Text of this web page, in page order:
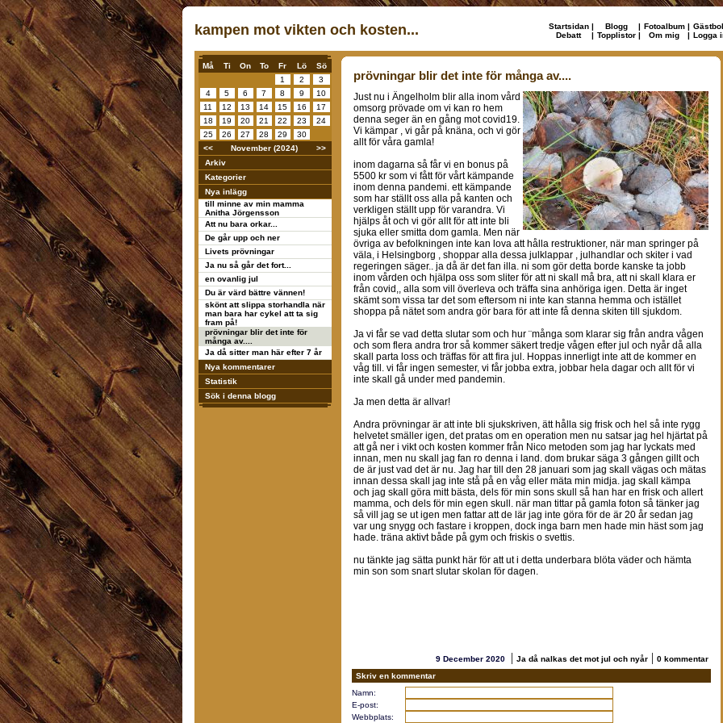
kampen mot vikten och kosten... Startsidan | Blogg | Fotoalbum |
Debatt
| Topplistor | Om mig | Logga
Må Ti On To Fr Lö
Sö
1
2
3
4
5 6 7 8 9
10
11
12 13 14 15 16
17
18
19 20 21 22 23
24
25
26 27 28 29
30
<<
November (2024)
>>
Arkiv
Kategorier
Nya inlägg
till minne av min mamma
Anitha Jörgensson
Att nu bara orkar...
De går upp och ner
Livets prövningar
Ja nu så går det fort...
en ovanlig jul
Du är värd bättre vännen!
skönt att slippa storhandla när
man bara har cykel att ta sig
fram på!
prövningar blir det inte för
många av....
Ja då sitter man här efter 7 år
Nya kommentarer
Statistik
Sök i denna blogg
prövningar blir det inte för många av....
Just nu i Ängelholm blir alla inom vård
omsorg prövade om vi kan ro hem
denna seger än en gång mot covid19.
Vi kämpar , vi går på knäna, och vi gör
allt för våra gamla!
inom dagarna så får vi en bonus på
5500 kr som vi fått för vårt kämpande
inom denna pandemi. ett kämpande
som har ställt oss alla på kanten och
verkligen ställt upp för varandra. Vi
hjälps åt och vi gör allt för att inte bli
sjuka eller smitta dom gamla. Men när
övriga av befolkningen inte kan lova att hålla restruktioner, när man springer på
väla, i Helsingborg , shoppar alla dessa julklappar , julhandlar och skiter i vad
regeringen säger.. ja då är det fan illa. ni som gör detta borde kanske ta jobb
inom vården och hjälpa oss som sliter för att ni skall må bra, att ni skall klara er
från covid,, alla som vill överleva och träffa sina anhöriga igen. Detta är inget
skämt som vissa tar det som eftersom ni inte kan stanna hemma och istället
shoppa på nätet som andra gör bara för att inte få denna skiten till sjukdom.
Ja vi får se vad detta slutar som och hur ¨många som klarar sig från andra vågen
och som flera andra tror så kommer säkert tredje vågen efter jul och nyår då alla
skall parta loss och träffas för att fira jul. Hoppas innerligt inte att de kommer en
våg till. vi får ingen semester, vi får jobba extra, jobbar hela dagar och allt för vi
inte skall gå under med pandemin.
Ja men detta är allvar!
Andra prövningar är att inte bli sjukskriven, ätt hålla sig frisk och hel så inte rygg
helvetet smäller igen, det pratas om en operation men nu satsar jag hel hjärtat på
att gå ner i vikt och kosten kommer från Nico metoden som jag har lyckats med
innan, men nu skall jag fan ro denna i land. dom brukar säga 3 gången gillt och
de är just vad det är nu. Jag har till den 28 januari som jag skall vägas och mätas
innan dessa skall jag inte stå på en våg eller mäta min midja. jag skall kämpa
och jag skall göra mitt bästa, dels för min sons skull så han har en frisk och allert
mamma, och dels för min egen skull. när man tittar på gamla foton så tänker jag
så vill jag se ut igen men fattar att de lär jag inte göra för de är 20 år sedan jag
var ung snygg och fastare i kroppen, dock inga barn men hade min häst som jag
hade. träna aktivt både på gym och friskis o svettis.
nu tänkte jag sätta punkt här för att ut i detta underbara blöta väder och hämta
min son som snart slutar skolan för dagen.
9 December 2020 | Ja då nalkas det mot jul och nyår | 0 kommentar
Skriv en kommentar
Namn:
E-post:
Webbplats: